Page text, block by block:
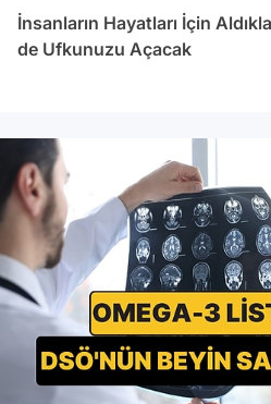
İnsanların Hayatları İçin
de Ufkunuzu Açacak